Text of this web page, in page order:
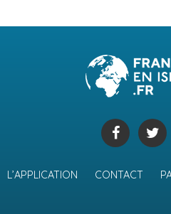
L’APPLICATION CONTACT